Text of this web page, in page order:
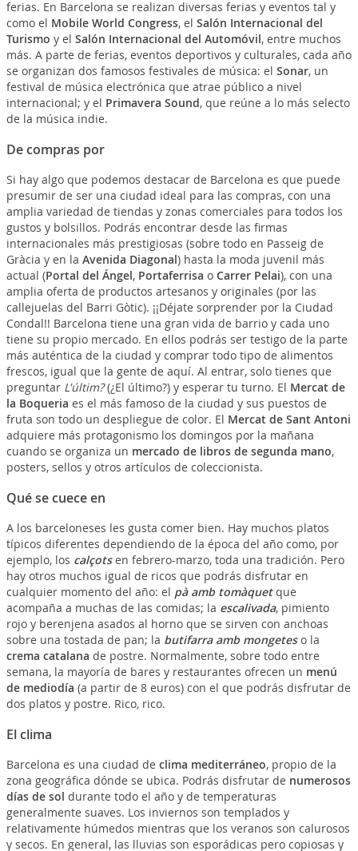
ferias. En Barcelona se realizan diversas ferias y eventos tal y
como el Mobile World Congress, el Salón Internacional del
Turismo y el Salón Internacional del Automóvil, entre muchos
más. A parte de ferias, eventos deportivos y culturales, cada año
se organizan dos famosos festivales de música: el Sonar, un
festival de música electrónica que atrae público a nivel
internacional; y el Primavera Sound, que reúne a lo más selecto
de la música indie.
De compras por
Si hay algo que podemos destacar de Barcelona es que puede
presumir de ser una ciudad ideal para las compras, con una
amplia variedad de tiendas y zonas comerciales para todos los
gustos y bolsillos. Podrás encontrar desde las firmas
internacionales más prestigiosas (sobre todo en Passeig de
Gràcia y en la Avenida Diagonal) hasta la moda juvenil más
actual (Portal del Ángel, Portaferrisa o Carrer Pelai), con una
amplia oferta de productos artesanos y originales (por las
callejuelas del Barri Gòtic). ¡¡Déjate sorprender por la Ciudad
Condal!! Barcelona tiene una gran vida de barrio y cada uno
tiene su propio mercado. En ellos podrás ser testigo de la parte
más auténtica de la ciudad y comprar todo tipo de alimentos
frescos, igual que la gente de aquí. Al entrar, solo tienes que
preguntar L'últim?(¿El último?) y esperar tu turno. El Mercat de
la Boqueria es el más famoso de la ciudad y sus puestos de
fruta son todo un despliegue de color. El Mercat de Sant Antoni
adquiere más protagonismo los domingos por la mañana
cuando se organiza un mercado de libros de segunda mano,
posters, sellos y otros artículos de coleccionista.
Qué se cuece en
A los barceloneses les gusta comer bien. Hay muchos platos
típicos diferentes dependiendo de la época del año como, por
ejemplo, los calçotsen febrero-marzo, toda una tradición. Pero
hay otros muchos igual de ricos que podrás disfrutar en
cualquier momento del año: el pà amb tomàquetque
acompaña a muchas de las comidas; la escalivada, pimiento
rojo y berenjena asados al horno que se sirven con anchoas
sobre una tostada de pan; la butifarra amb mongeteso la
crema catalana de postre. Normalmente, sobre todo entre
semana, la mayoría de bares y restaurantes ofrecen un menú
de mediodía (a partir de 8 euros) con el que podrás disfrutar de
dos platos y postre. Rico, rico.
El clima
Barcelona es una ciudad de clima mediterráneo, propio de la
zona geográfica dónde se ubica. Podrás disfrutar de numerosos
días de sol durante todo el año y de temperaturas
generalmente suaves. Los inviernos son templados y
relativamente húmedos mientras que los veranos son calurosos
y secos. En general, las lluvias son esporádicas pero copiosas y